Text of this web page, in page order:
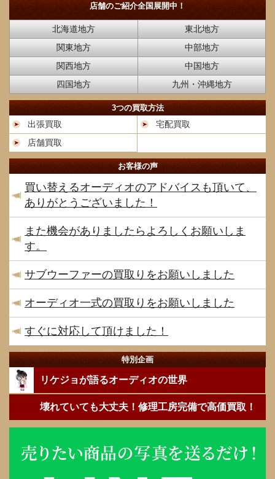
店舗のご紹介全国展開中！
北海道地方
東北地方
関東地方
中部地方
関西地方
中国地方
四国地方
九州・沖縄地方
3つの買取方法
出張買取
宅配買取
店舗買取
お客様の声
買い替えるオーディオのアドバイスも頂いて、
ありがとうございました！
また機会がありましたらよろしくお願いしま
す。
サブウーファーの買取りをお願いしました
オーディオ一式の買取りをお願いしました
すぐに対応して頂けました！
特別企画
リケジョが語るオーディオの世界
壊れていても大丈夫！修理工房完備で高価買取！